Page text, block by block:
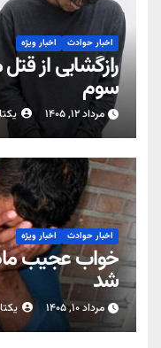
اخبار حوادث اخبار ویژه
رازگشایی از
سوم
مرداد ۱۲, ۱۴۰۵
اخبار حوادث اخبار ویژه
خواب عجیب
شد
مرداد ۱۰, ۱۴۰۵